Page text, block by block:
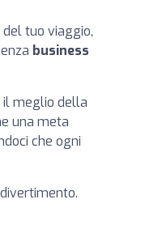
tuo viaggio,
business
il meglio della
una meta
che ogni